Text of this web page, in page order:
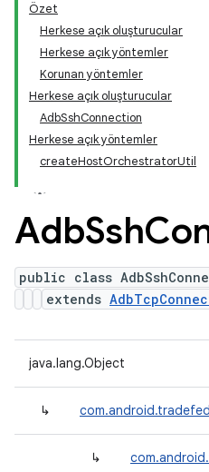
Özet
Herkese açık oluşturucular
Herkese açık yöntemler
Korunan yöntemler
Herkese açık oluşturucular
AdbSshConnection
Herkese açık yöntemler
createHostOrchestratorUtil
AdbSsh
public class
extends
java.lang.Object
↳
↳